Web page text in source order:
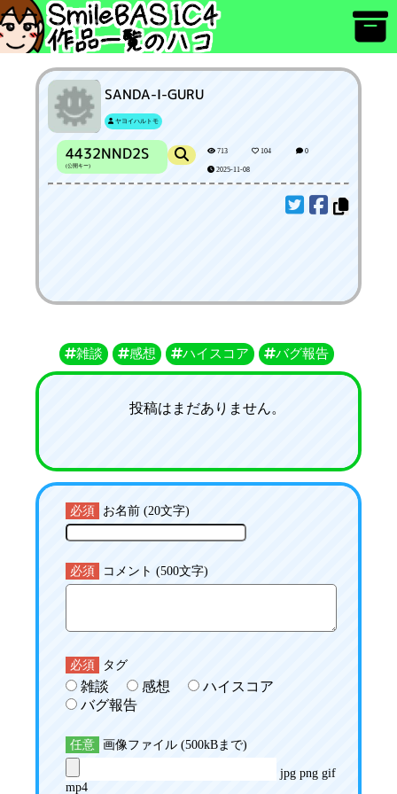
SANDA-I-GURU
ヤヨイハルトモ
4432NND2S
(公開キー)
713 104 0
2025-11-08
雑談 感想 ハイスコア バグ報告
投稿はまだありません。
必須 お名前 (20文字)
必須 コメント (500文字)
必須 タグ
雑談 感想
ハイスコア
バグ報告
任意 画像ファイル (500kBまで)
jpg png gif
mp4